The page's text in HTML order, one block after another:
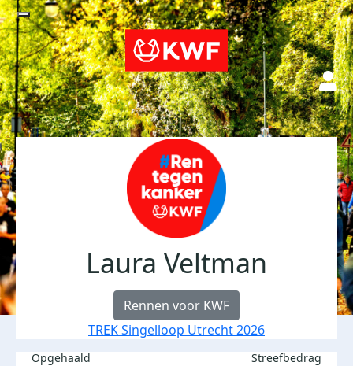
Laura Veltman
Rennen voor KWF
TREK Singelloop Utrecht 2026
Opgehaald Streefbedrag